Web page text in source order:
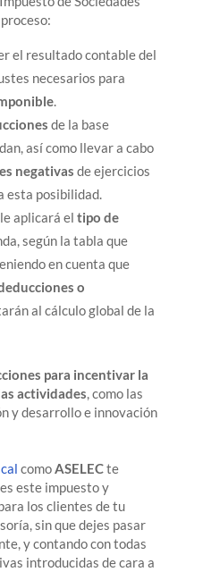
el resultado contable del
necesarios para
.
de la base
así como llevar a cabo
negativas de ejercicios
esta posibilidad.
aplicará el tipo de
según la tabla que
en cuenta que
o
al cálculo global de la
para incentivar la
actividades, como las
y desarrollo e innovación
comoASELECte
este impuesto y
los clientes de tu
sin que dejes pasar
y contando con todas
introducidas de cara a